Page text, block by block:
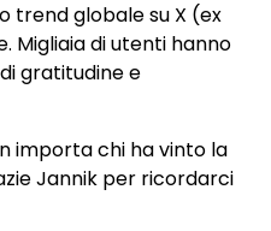
trend globale su X (ex
Migliaia di utenti hanno
gratitudine e
importa chi ha vinto la
Jannik per ricordarci